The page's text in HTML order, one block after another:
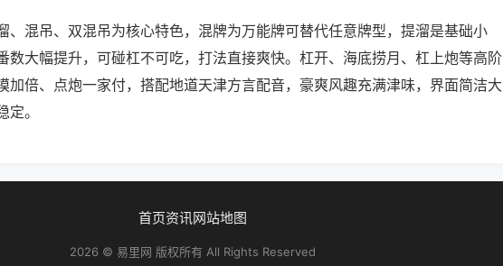
、混吊、双混吊为核心特色，混牌为万能牌可替代任意牌型，提溜是基础小
数大幅提升，可碰杠不可吃，打法直接爽快。杠开、海底捞月、杠上炮等高阶
加倍、点炮一家付，搭配地道天津方言配音，豪爽风趣充满津味，界面简洁大
。
首页资讯网站地图
2026 © 易里网 版权所有 All Rights Reserved